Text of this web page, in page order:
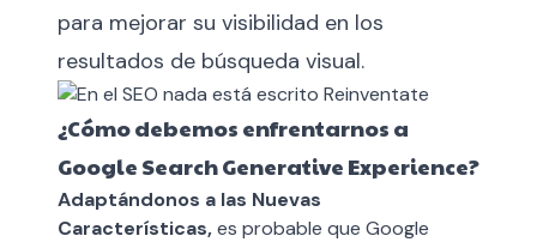
para mejorar su visibilidad en los
resultados de búsqueda visual.
¿Cómo debemos enfrentarnos a
Google Search Generative Experience?
Adaptándonos a las Nuevas
Características,es probable que Google